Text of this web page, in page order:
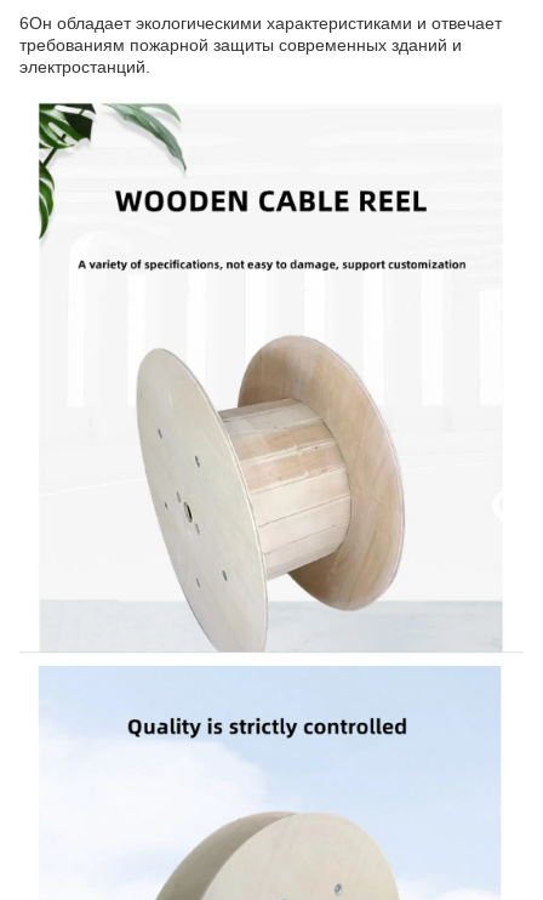
6Он обладает экологическими характеристиками и отвечает
требованиям пожарной защиты современных зданий и
электростанций.